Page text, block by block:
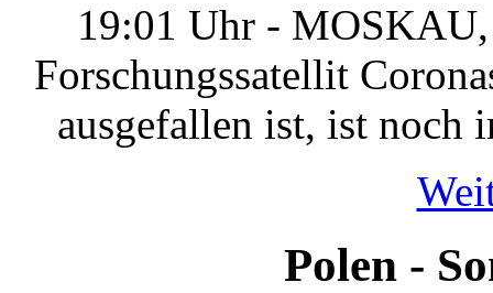
19:01 Uhr -
Forschungssatellit
ausgefallen ist, ist noch
Polen -